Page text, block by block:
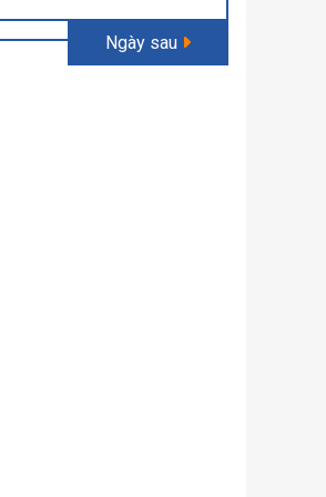
Ngày sau